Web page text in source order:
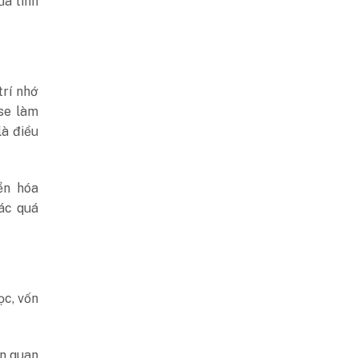
nhớ
làm
điều
hóa
quá
vốn
quan